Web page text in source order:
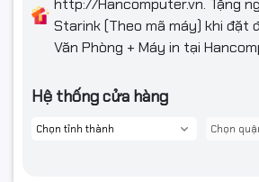
http://Hancomputer.vn. Tặng
Starink (Theo mã máy) khi đặt
Văn Phòng + Máy in tại
Hệ thống cửa hàng